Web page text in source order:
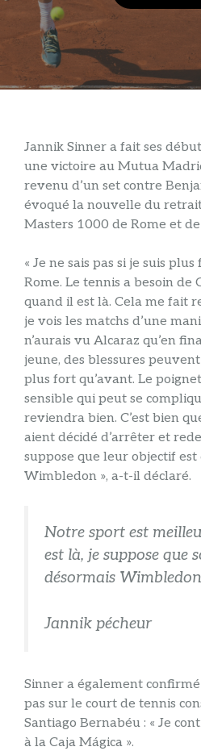
Jannik Sinner a fait ses
une victoire au Mutua
revenu d’un set contre
évoqué la nouvelle du
Masters 1000 de Rome et
« Je ne sais pas si je suis
Rome. Le tennis a besoin de
quand il est là. Cela me fait
je vois les matchs d’une
n’aurais vu Alcaraz qu’en
jeune, des blessures
plus fort qu’avant. Le
sensible qui peut se
reviendra bien. C’est bien
aient décidé d’arrêter et
suppose que leur objectif est
Wimbledon », a-t-il déclaré.
Notre sport est
est là, je suppose que
désormais Wimbledon
Jannik pécheur
Sinner a également
pas sur le court de tennis
Santiago Bernabéu : « Je
à la Caja Mágica ».